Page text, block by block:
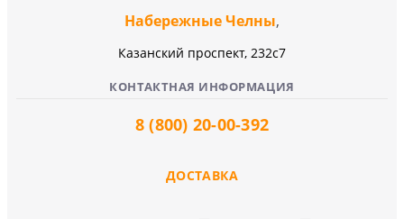
Набережные Челны,
Казанский проспект, 232c7
КОНТАКТНАЯ ИНФОРМАЦИЯ
8 (800) 20-00-392
ДОСТАВКА